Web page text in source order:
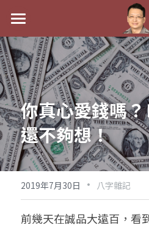
最新消息
關於我
實體經營
祖傳命理
手工印鑑
課程介紹
五行八字學
後天派陽宅
Blog
黃金會員專區
八字雜記
試閱專區
Podcast聽書
線上學苑
你真心愛錢嗎
還不夠想！
2019年7月30日 · 八字雜記
前幾天在誠品大遠百，看
商品分
八字線上完整班
科學八字推理PDF
《十神高階實戰錄》完整
1美元超值PDF